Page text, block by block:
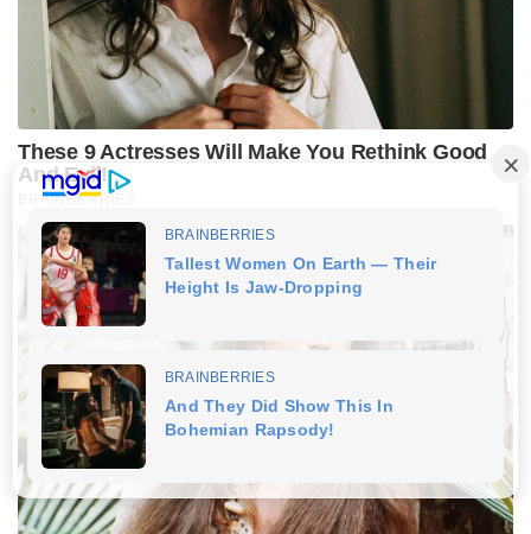
These 9 Actresses Will Make You Rethink Good
And Evil!
BRAINBERRIES